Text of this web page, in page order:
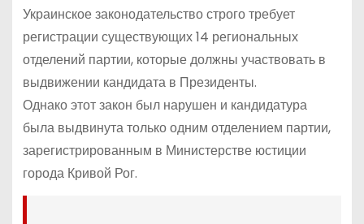
Украинское законодательство строго требует
регистрации существующих 14 региональных
отделений партии, которые должны участвовать в
выдвижении кандидата в Президенты.
Однако этот закон был нарушен и кандидатура
была выдвинута только одним отделением партии,
зарегистрированным в Министерстве юстиции
города Кривой Рог.